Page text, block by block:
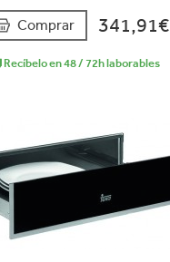
Comprar 341,91€
Recíbelo en 48 / 72h laborables